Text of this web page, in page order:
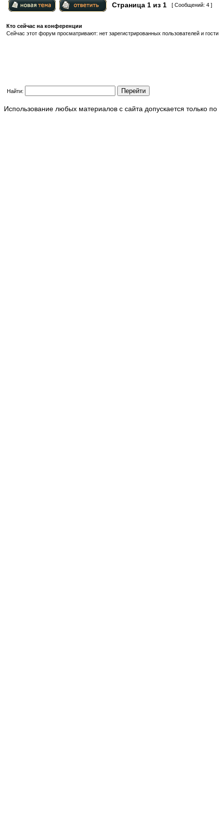
Страница 1 из 1 [ Сообщений: 4 ]
Кто сейчас на конференции
Сейчас этот форум просматривают: нет зарегистрированных пользователей и
Найти:
Использование любых материалов с сайта допускается только